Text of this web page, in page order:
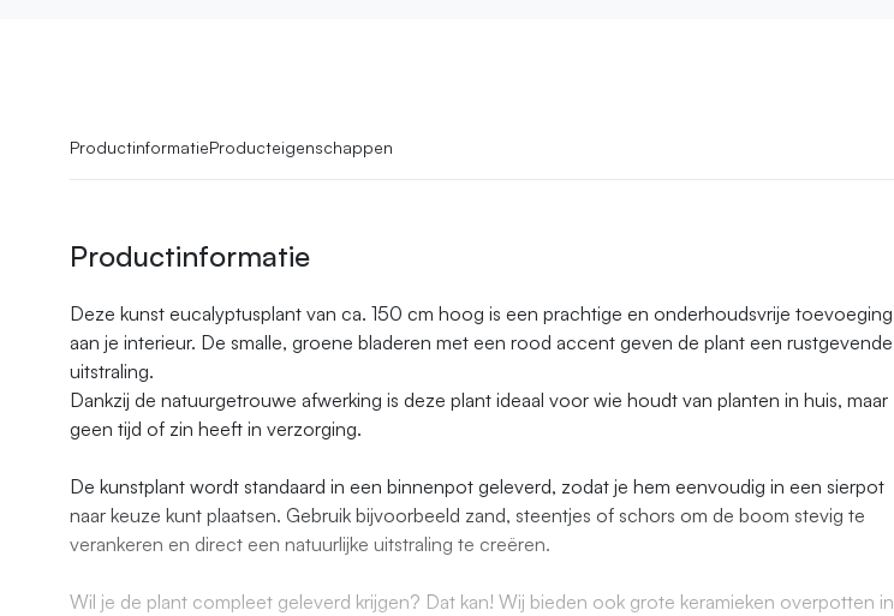
ProductinformatieProducteigenschappen
Productinformatie
Deze kunst eucalyptusplant van ca. 150 cm hoog is een prachtige en onderhoudsvrije toevoeging
aan je interieur. De smalle, groene bladeren met een rood accent geven de plant een rustgevende
uitstraling.
Dankzij de natuurgetrouwe afwerking is deze plant ideaal voor wie houdt van planten in huis, maar
geen tijd of zin heeft in verzorging.
De kunstplant wordt standaard in een binnenpot geleverd, zodat je hem eenvoudig in een sierpot
naar keuze kunt plaatsen. Gebruik bijvoorbeeld zand, steentjes of schors om de boom stevig te
verankeren en direct een natuurlijke uitstraling te creëren.
Wil je de plant compleet geleverd krijgen? Dat kan! Wij bieden ook grote keramieken overpotten in